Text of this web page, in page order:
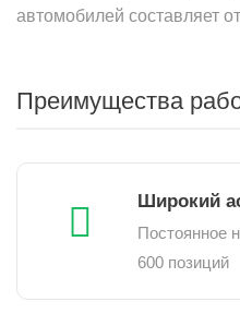
автомобилей составляет
Преимущества
Широкий
Постоянное
600 позиций